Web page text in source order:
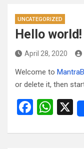
UNCATEGORIZED
Hello world!
April 28, 2020
Welcome to
or delete it, then
F
ce
W
at
X